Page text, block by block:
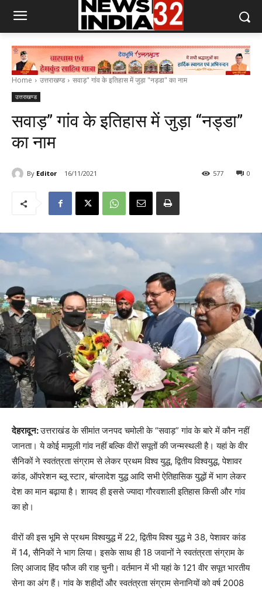
Home उत्तराखण्ड सवाड़" गांव के इतिहास में जुड़ा "नड्डा" का नाम
उत्तराखण्ड
सवाड़” गांव के इतिहास में जुड़ा “नड्डा”
का नाम
By Editor 16/11/2021 0
577
देहरादून:उत्तराखंड के सीमांत जनपद चमोली के “सवाड़” गांव के बारे में कौन नहीं
जानता। ये कोई मामूली गांव नहीं बल्कि वीरों सपूतों की जन्मस्थली है। यहां के वीर
सैनिकों ने स्वतंत्रता संग्राम से लेकर प्रथम विश्व युद्ध, द्वितीय विश्वयुद्ध, पेशावर
कांड, ऑपरेशन ब्लू स्टार, बांग्लादेश युद्ध आदि सभी ऐतिहासिक युद्धों में भाग लेकर
देश का मान बढ़ाया है। शायद ही इससे ज्यादा गौरवशाली इतिहास किसी और गांव
का हो।
वीरों की इस भूमि से प्रथम विश्वयुद्ध में 22, द्वितीय विश्व युद्ध मे 38, पेशावर कांड
में 14, सैनिकों ने भाग लिया। इसके साथ ही 18 जवानों ने स्वतंत्रता संग्राम के
लिए आजाद हिंद फौज की राह चुनी। वर्तमान में भी यहां के 121 वीर सपूत भारतीय
सेना का अंग हैं। गांव के शहीदों और स्वतंत्रता संग्राम सेनानियों को वर्ष 2008